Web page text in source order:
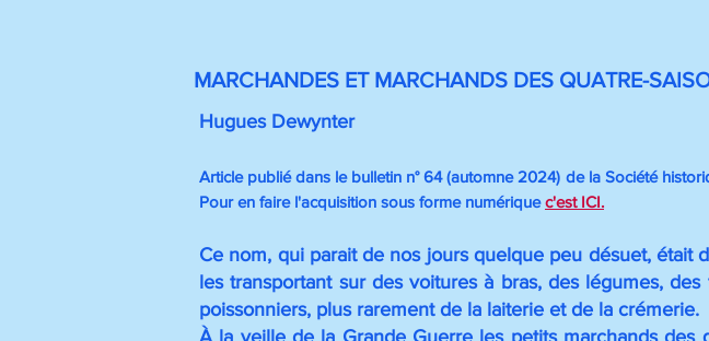
MARCHANDES ET MARCHANDS DES QUATRE-
Hugues Dewynter
Article publié dans le bulletin n° 64 (automne 2024) de la Société
Pour en faire l'acquisition sous forme numériquec'est ICI.
Ce nom, qui parait de nos jours quelque peu désuet, était
les transportant sur des voitures à bras, des légumes,
poissonniers, plus rarement de la laiterie et de la crémerie.
À la veille de la Grande Guerre les petits marchands des